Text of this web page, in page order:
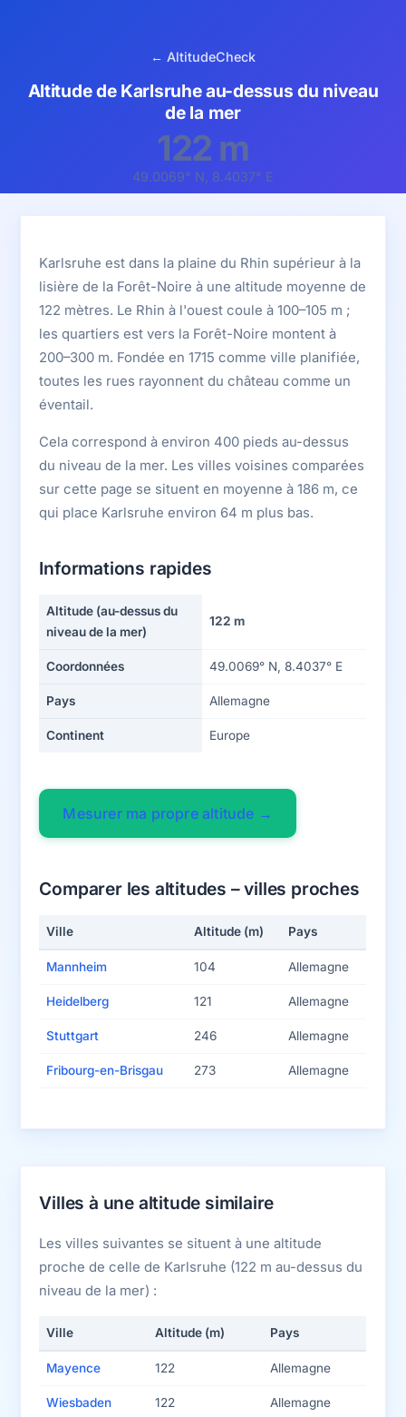
← AltitudeCheck
Altitude de Karlsruhe au-dessus du niveau
de la mer
122 m
49.0069° N, 8.4037° E
Karlsruhe est dans la plaine du Rhin supérieur à la
lisière de la Forêt-Noire à une altitude moyenne de
122 mètres. Le Rhin à l'ouest coule à 100–105 m ;
les quartiers est vers la Forêt-Noire montent à
200–300 m. Fondée en 1715 comme ville planifiée,
toutes les rues rayonnent du château comme un
éventail.
Cela correspond à environ 400 pieds au-dessus
du niveau de la mer. Les villes voisines comparées
sur cette page se situent en moyenne à 186 m, ce
qui place Karlsruhe environ 64 m plus bas.
Informations rapides
Altitude (au-dessus du
niveau de la mer)
122 m
Coordonnées 49.0069° N, 8.4037° E
Pays Allemagne
Continent Europe
Mesurer ma propre altitude →
Comparer les altitudes – villes proches
Ville Altitude (m) Pays
Mannheim 104 Allemagne
Heidelberg 121 Allemagne
Stuttgart 246 Allemagne
Fribourg-en-Brisgau 273 Allemagne
Villes à une altitude similaire
Les villes suivantes se situent à une altitude
proche de celle de Karlsruhe (122 m au-dessus du
niveau de la mer) :
Ville Altitude (m) Pays
Mayence 122 Allemagne
Wiesbaden 122 Allemagne